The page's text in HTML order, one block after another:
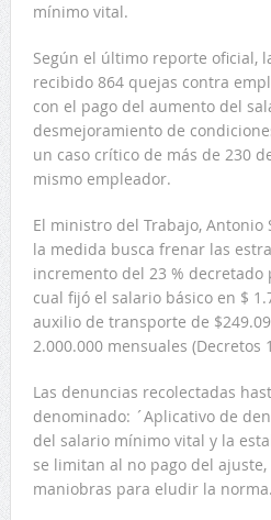
mínimo vital.
Según el último reporte oficial,
recibido 864 quejas contra
con el pago del aumento del
desmejoramiento de
un caso crítico de más de 230
mismo empleador.
El ministro del Trabajo, Antonio
la medida busca frenar las
incremento del 23 % decretado
cual fijó el salario básico en $
auxilio de transporte de
2.000.000 mensuales (Decretos
Las denuncias recolectadas
denominado: ´Aplicativo de
del salario mínimo vital y la
se limitan al no pago del
maniobras para eludir la norma.